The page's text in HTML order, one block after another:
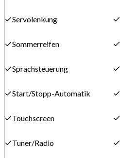
Servolenkung
Sommerreifen
Sprachsteuerung
Start/Stopp-Automatik
Touchscreen
Tuner/Radio